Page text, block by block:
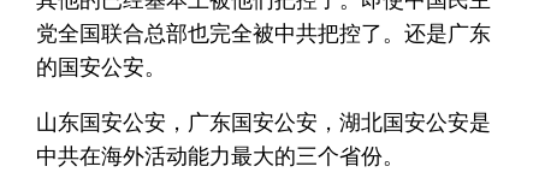
党全国联合总部也完全被中共把控了。还是广东
的国安公安。
山东国安公安，广东国安公安，湖北国安公安是
中共在海外活动能力最大的三个省份。